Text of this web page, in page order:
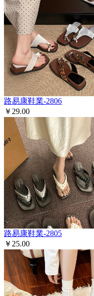
路易康鞋業-2806
￥29.00
路易康鞋業-2805
￥25.00